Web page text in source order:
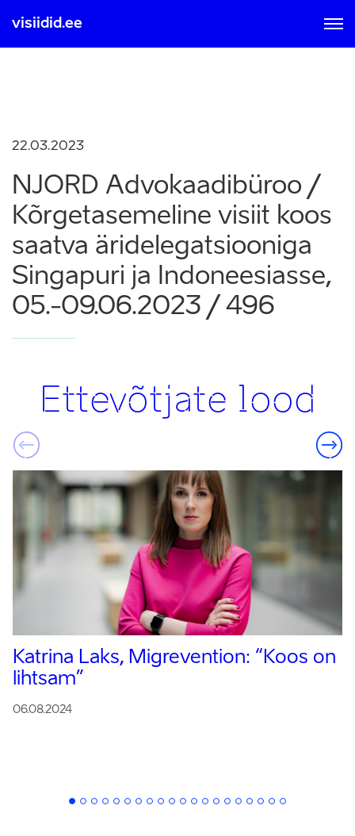
visiidid.ee
tingimustega, mis on loetavad
22.03.2023
NJORD Advokaadibüroo /
Kõrgetasemeline visiit koos
saatva äridelegatsiooniga
Singapuri ja Indoneesiasse,
05.-09.06.2023 / 496
Ettevõtjate lood
Katrina Laks, Migrevention: “Koos on
lihtsam”
06.08.2024